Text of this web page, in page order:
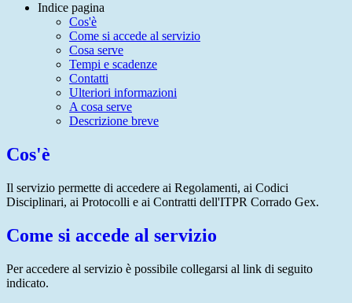
Indice pagina
Cos'è
Come si accede al servizio
Cosa serve
Tempi e scadenze
Contatti
Ulteriori informazioni
A cosa serve
Descrizione breve
Cos'è
Il servizio permette di accedere ai Regolamenti, ai Codici
Disciplinari, ai Protocolli e ai Contratti dell'ITPR Corrado Gex.
Come si accede al servizio
Per accedere al servizio è possibile collegarsi al link di seguito
indicato.